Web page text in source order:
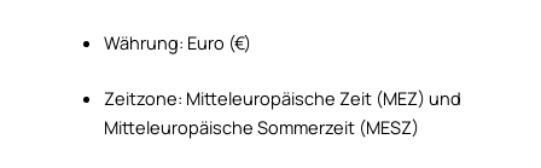
Währung: Euro (€)
Zeitzone: Mitteleuropäische Zeit (MEZ) und
Mitteleuropäische Sommerzeit (MESZ)